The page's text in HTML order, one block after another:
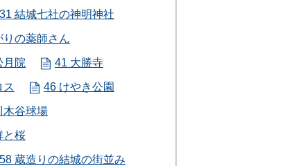
31 結城七社の神明神社
りの薬師さん
月院 41 大勝寺
ス 46 けやき公園
木谷球場
と桜
58 蔵造りの結城の街並み